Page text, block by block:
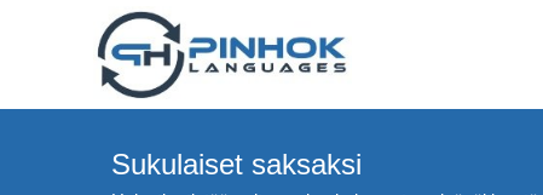
Sukulaiset saksaksi